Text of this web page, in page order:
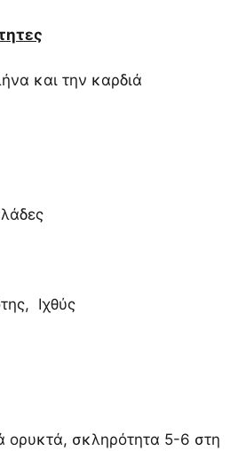
και την καρδιά
Ιχθύς
ορυκτά, σκληρότητα 5-6 στη